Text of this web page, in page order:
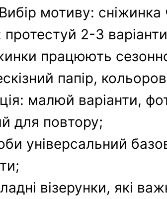
мотиву: сніжинка
2-3 варіанти
працюють
папір,
малюй варіанти,
для повтору;
універсальний
візерунки, які